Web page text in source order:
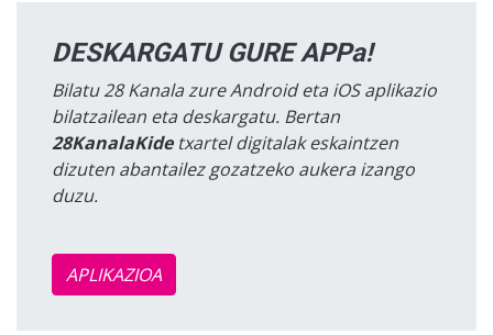
DESKARGATU GURE APPa!
Bilatu 28 Kanala zure Android eta iOS aplikazio
bilatzailean eta deskargatu. Bertan
28KanalaKidetxartel digitalak eskaintzen
dizuten abantailez gozatzeko aukera izango
duzu.
APLIKAZIOA